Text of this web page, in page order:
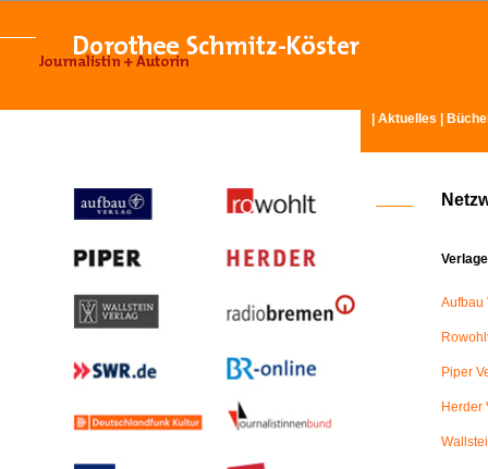
Aktuelles
Verlage
Aufbau
Piper
Herder